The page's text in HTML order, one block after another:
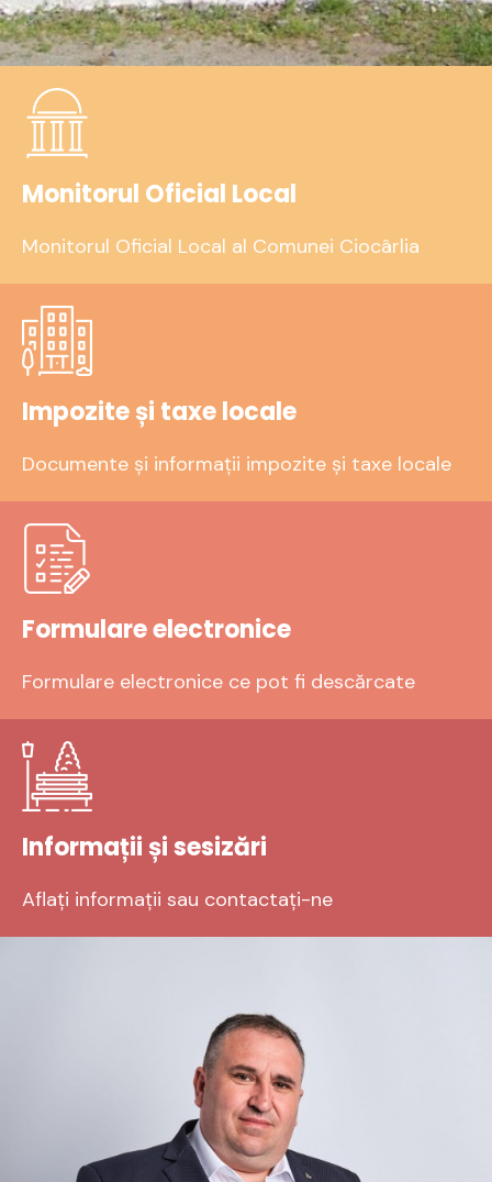
Monitorul Oficial Local
Monitorul Oficial Local al Comunei Ciocârlia
Impozite și taxe locale
Documente și informații impozite și taxe locale
Formulare electronice
Formulare electronice ce pot fi descărcate
Informații și sesizări
Aflați informații sau contactați-ne